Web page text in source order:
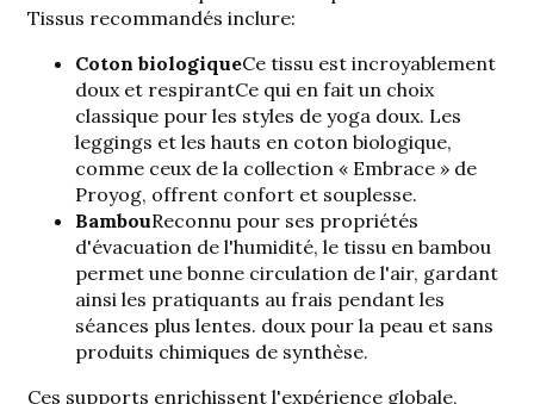
Tissus recommandés inclure:
Coton biologiqueCe tissu est incroyablement
doux et respirantCe qui en fait un choix
classique pour les styles de yoga doux. Les
leggings et les hauts en coton biologique,
comme ceux de la collection « Embrace » de
Proyog, offrent confort et souplesse.
BambouReconnu pour ses propriétés
d'évacuation de l'humidité, le tissu en bambou
permet une bonne circulation de l'air, gardant
ainsi les pratiquants au frais pendant les
séances plus lentes. doux pour la peau et sans
produits chimiques de synthèse.
Ces supports enrichissent l'expérience globale,